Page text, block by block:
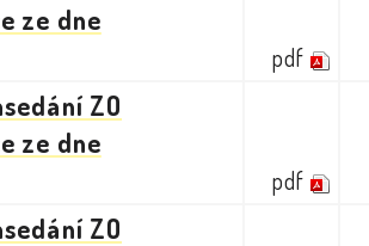
ze dne
pdf
ZO
ze dne
pdf
ZO